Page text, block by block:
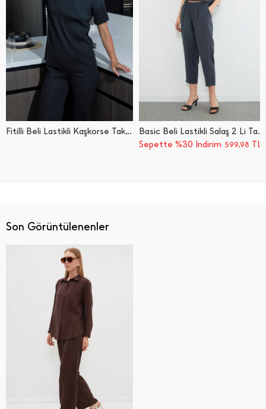
Fitilli Beli Lastikli Kaşkorse Takım
Basic Beli Lastikli Salaş 2 Li Takım
Sepette %30 İndirim 599,98 TL
Son Görüntülenenler